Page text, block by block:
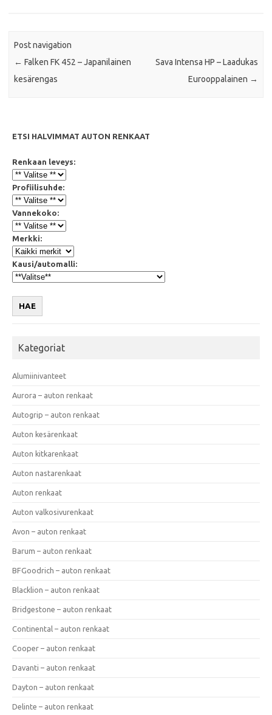
Post navigation
← Falken FK 452 – Japanilainen
kesärengas
Sava Intensa HP – Laadukas
Eurooppalainen →
ETSI HALVIMMAT AUTON RENKAAT
Renkaan leveys:
Profiilisuhde:
Vannekoko:
Merkki:
Kausi/automalli:
HAE
Kategoriat
Alumiinivanteet
Aurora – auton renkaat
Autogrip – auton renkaat
Auton kesärenkaat
Auton kitkarenkaat
Auton nastarenkaat
Auton renkaat
Auton valkosivurenkaat
Avon – auton renkaat
Barum – auton renkaat
BFGoodrich – auton renkaat
Blacklion – auton renkaat
Bridgestone – auton renkaat
Continental – auton renkaat
Cooper – auton renkaat
Davanti – auton renkaat
Dayton – auton renkaat
Delinte – auton renkaat